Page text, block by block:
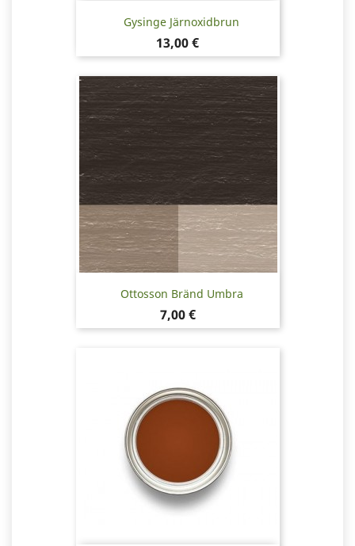
Gysinge Järnoxidbrun
Pris
13,00 €
Ottosson Bränd Umbra
Pris
7,00 €